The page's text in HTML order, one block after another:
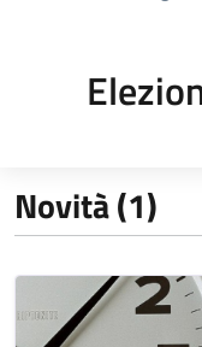
Novità (1)